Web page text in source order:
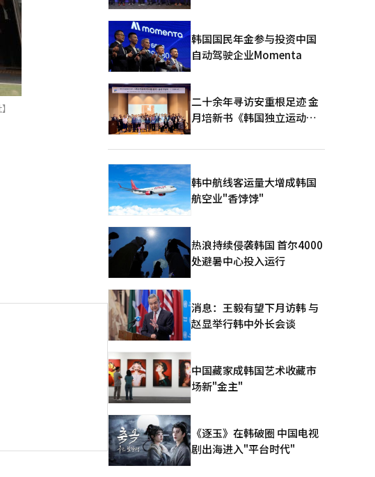
韩国国民年金参与投资中国
自动驾驶企业Momenta
二十余年寻访安重根足迹 金
月培新书《韩国独立运动圣
版
韩中航线客运量大增成韩国
航空业"香饽饽"
热浪持续侵袭韩国 首尔4000
处避暑中心投入运行
消息：王毅有望下月访韩 与
赵显举行韩中外长会谈
中国藏家成韩国艺术收藏市
场新"金主"
《逐玉》在韩破圈 中国电视
剧出海进入"平台时代"